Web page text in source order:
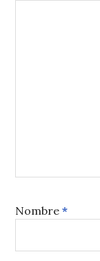
Nombre*